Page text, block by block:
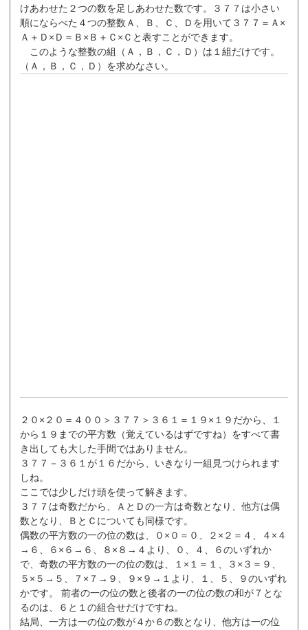
けあわせた２つの数を足しあわせた数です。３７７は小さい
順にならべた４つの整数Ａ、Ｂ、Ｃ、Ｄを用いて３７７＝Ａ×
Ａ＋Ｄ×Ｄ＝Ｂ×Ｂ＋Ｃ×Ｃと表すことができます。
このような整数の組（Ａ，Ｂ，Ｃ，Ｄ）は１組だけです。
（Ａ，Ｂ，Ｃ，Ｄ）を求めなさい。
２０×２０＝４００＞３７７＞３６１＝１９×１９だから、１
から１９までの平方数（覚えているはずですね）をすべて書
き出しても大した手間ではありません。
３７７－３６１が１６だから、いきなり一組見つけられます
しね。
ここでは少しだけ頭を使って解きます。
３７７は奇数だから、ＡとＤの一方は奇数となり、他方は偶
数となり、ＢとＣについても同様です。
偶数の平方数の一の位の数は、０×０＝０、２×２＝４、４×４
→６、６×６→６、８×８→４より、０、４、６のいずれか
で、奇数の平方数の一の位の数は、１×１＝１、３×３＝９、
５×５→５、７×７→９、９×９→１より、１、５、９のいずれ
かです。 前者の一の位の数と後者の一の位の数の和が７とな
るのは、６と１の組合せだけですね。
結局、一方は一の位の数が４か６の数となり、他方は一の位